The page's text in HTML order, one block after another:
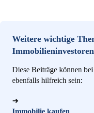
Weitere wichtige
Immobilieninvestoren
Diese Beiträge können
ebenfalls hilfreich sein:
➜
Immobilie kaufen